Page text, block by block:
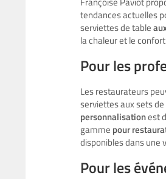
tendances actuelles
serviettes de table
la chaleur et le
Pour les
Les restaurateurs
serviettes aux sets
personnalisationest
gamme pour
disponibles dans une
Pour les